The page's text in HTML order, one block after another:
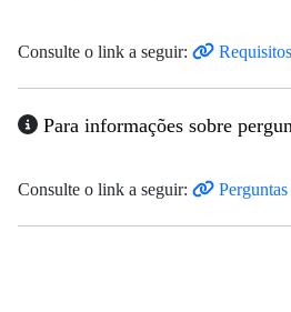
Consulte o link a seguir:
Para informações sobre
Consulte o link a seguir: